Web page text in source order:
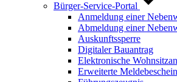
Bürger-Service-Portal
Anmeldung einer
Abmeldung einer
Auskunftssperre
Digitaler Bauantrag
Elektronische
Erweiterte